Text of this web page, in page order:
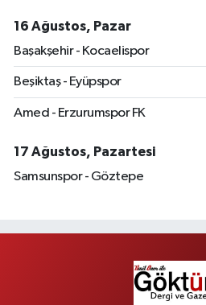
16 Ağustos, Pazar
Başakşehir - Kocaelispor
Beşiktaş - Eyüpspor
Amed - Erzurumspor FK
17 Ağustos, Pazartesi
Samsunspor - Göztepe